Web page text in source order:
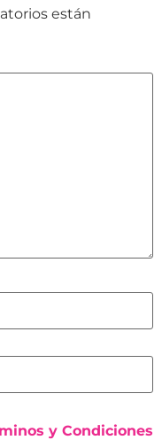
están
y Condiciones